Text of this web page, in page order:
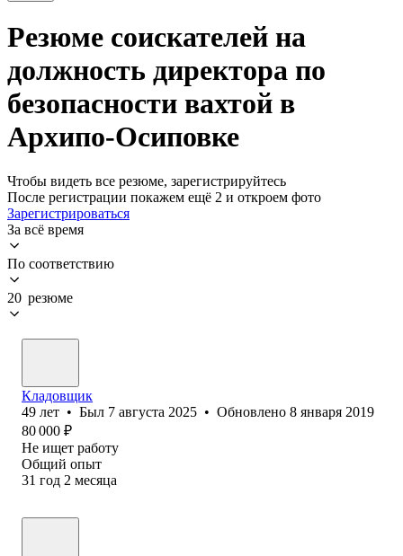
Резюме соискателей на
должность директора по
безопасности вахтой в
Архипо-Осиповке
Чтобы видеть все резюме, зарегистрируйтесь
После регистрации покажем ещё 2 и откроем фото
Зарегистрироваться
За всё время
По соответствию
20 резюме
Кладовщик
49 лет • Был 7 августа 2025 • Обновлено 8 января 2019
80 000 ₽
Не ищет работу
Общий опыт
31 год 2 месяца